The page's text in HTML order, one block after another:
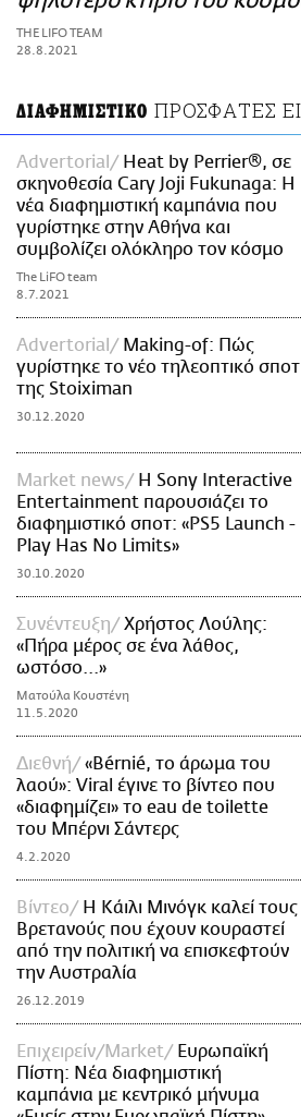
ΑΜΠΑ
PRINT
THE LIFO TEAM
28.8.2021
ΔΙΑΦΗΜΙΣΤΙΚΟ ΠΡΟΣΦΑΤΕΣ
Advertorial
Heat by Perrier®, σε
σκηνοθεσία Cary Joji Fukunaga: Η
νέα διαφημιστική καμπάνια που
γυρίστηκε στην Αθήνα και
συμβολίζει ολόκληρο τον κόσμο
The LiFO team
8.7.2021
Advertorial
Making-of: Πώς
γυρίστηκε το νέο τηλεοπτικό σποτ
της Stoiximan
30.12.2020
Market news
Η Sony Interactive
Entertainment παρουσιάζει το
διαφημιστικό σποτ: «PS5 Launch -
Play Has No Limits»
30.10.2020
Συνέντευξη
Χρήστος Λούλης:
«Πήρα μέρος σε ένα λάθος,
ωστόσο...»
Ματούλα Κουστένη
11.5.2020
Διεθνή
«Bérnié, το άρωμα του
λαού»: Viral έγινε το βίντεο που
«διαφημίζει» το eau de toilette
του Μπέρνι Σάντερς
4.2.2020
Βίντεο
Η Κάιλι Μινόγκ καλεί τους
Βρετανούς που έχουν κουραστεί
από την πολιτική να επισκεφτούν
την Αυστραλία
26.12.2019
Επιχειρείν/Market
Ευρωπαϊκή
Πίστη: Νέα διαφημιστική
καμπάνια με κεντρικό μήνυμα